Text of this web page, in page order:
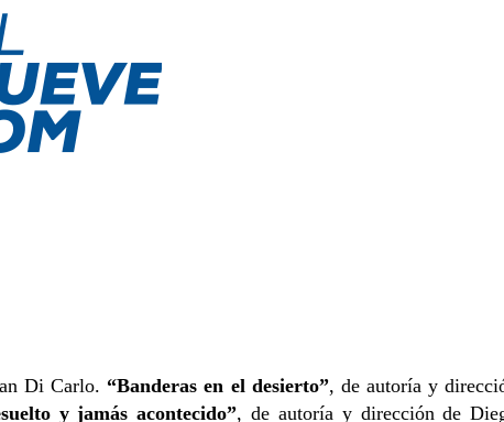
Di Carlo. “Banderas en el desierto”, de autoría y
y jamás acontecido”, de autoría y dirección de